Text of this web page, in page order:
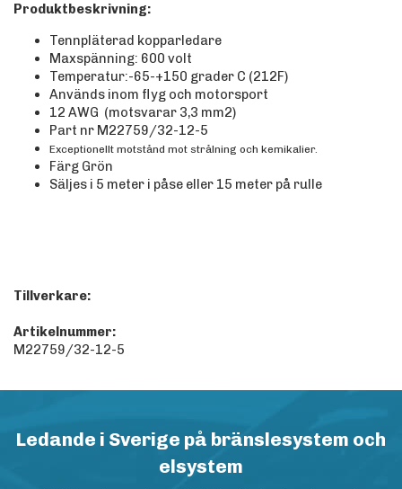
Produktbeskrivning:
Tennpläterad kopparledare
Maxspänning: 600 volt
Temperatur:-65-+150 grader C (212F)
Används inom flyg och motorsport
12 AWG (motsvarar 3,3 mm2)
Part nr M22759/32-12-5
Exceptionellt motstånd mot strålning och kemikalier.
Färg Grön
Säljes i 5 meter i påse eller 15 meter på rulle
Tillverkare:
Artikelnummer:
M22759/32-12-5
Ledande i Sverige på bränslesystem och
elsystem